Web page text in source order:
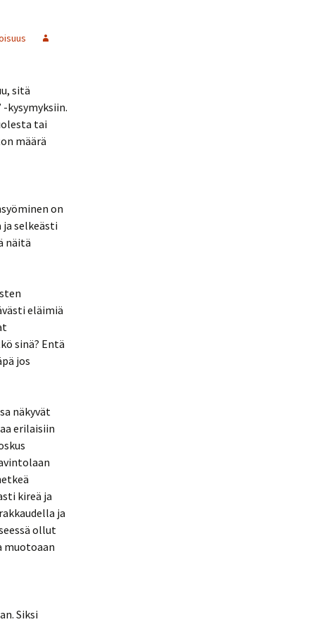
sitä
kysymyksiin.
tai
määrä
on
ja selkeästi
näitä
eläimiä
sinä? Entä
jos
näkyvät
erilaisiin
kireä ja
ja
ollut
muotoaan
Siksi